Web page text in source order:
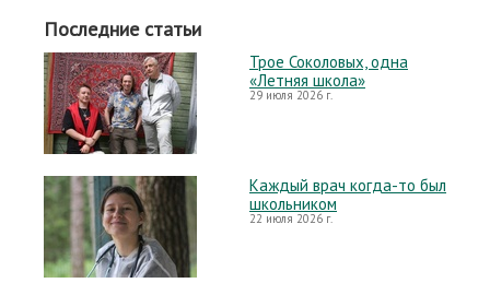
Последние статьи
Трое Соколовых, одна
«Летняя школа»
29 июля 2026 г.
Каждый врач когда-то был
школьником
22 июля 2026 г.